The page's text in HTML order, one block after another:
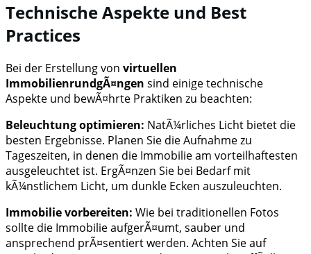
Technische Aspekte und Best
Practices
Bei der Erstellung von virtuellen
ImmobilienrundgÃ¤ngen sind einige technische
Aspekte und bewÃ¤hrte Praktiken zu beachten:
Beleuchtung optimieren: NatÃ¼rliches Licht bietet die
besten Ergebnisse. Planen Sie die Aufnahme zu
Tageszeiten, in denen die Immobilie am vorteilhaftesten
ausgeleuchtet ist. ErgÃ¤nzen Sie bei Bedarf mit
kÃ¼nstlichem Licht, um dunkle Ecken auszuleuchten.
Immobilie vorbereiten: Wie bei traditionellen Fotos
sollte die Immobilie aufgerÃ¤umt, sauber und
ansprechend prÃ¤sentiert werden. Achten Sie auf